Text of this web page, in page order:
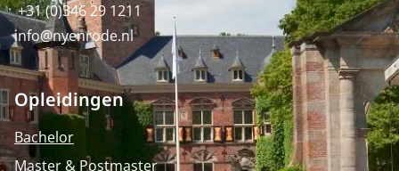
+31 (0)346 29 1211
info@nyenrode.nl
Opleidingen
Bachelor
Master & Postmaster